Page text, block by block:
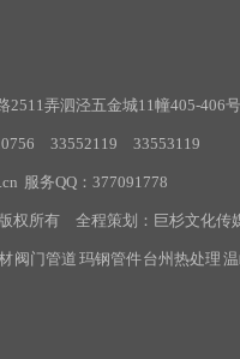
2511弄泗泾五金城11幢405-406号
33552119 33553119
服务QQ：377091778
权所有 全程策划： 巨杉文化传
阀门管道 玛钢管件台州热处理